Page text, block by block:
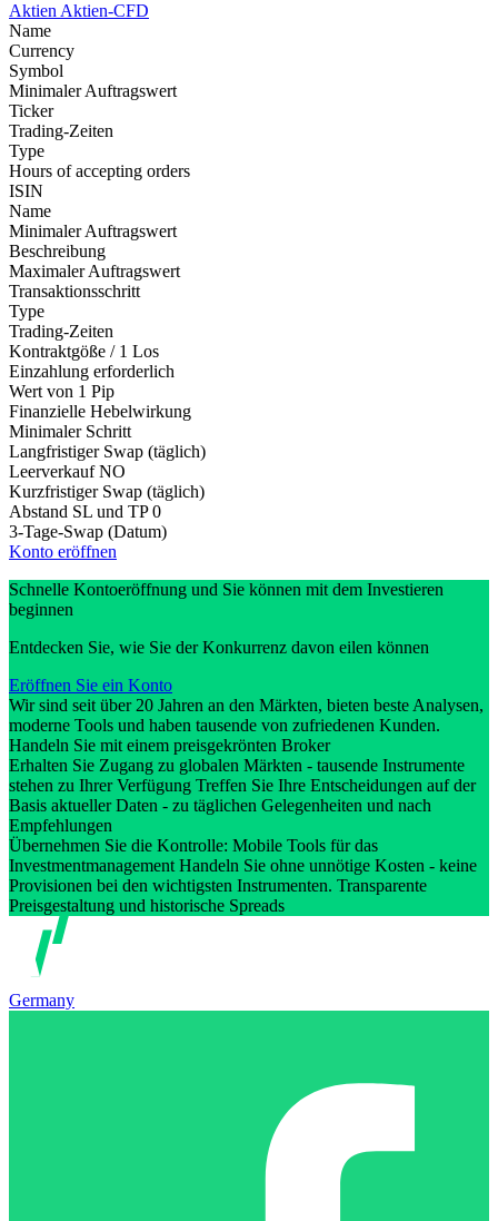
Aktien Aktien-CFD
Name
Currency
Symbol
Minimaler Auftragswert
Ticker
Trading-Zeiten
Type
Hours of accepting orders
ISIN
Name
Minimaler Auftragswert
Beschreibung
Maximaler Auftragswert
Transaktionsschritt
Type
Trading-Zeiten
Kontraktgöße / 1 Los
Einzahlung erforderlich
Wert von 1 Pip
Finanzielle Hebelwirkung
Minimaler Schritt
Langfristiger Swap (täglich)
Leerverkauf NO
Kurzfristiger Swap (täglich)
Abstand SL und TP 0
3-Tage-Swap (Datum)
Konto eröffnen
Schnelle Kontoeröffnung und Sie können mit dem Investieren
beginnen
Entdecken Sie, wie Sie der Konkurrenz davon eilen können
Eröffnen Sie ein Konto
Wir sind seit über 20 Jahren an den Märkten, bieten beste Analysen,
moderne Tools und haben tausende von zufriedenen Kunden.
Handeln Sie mit einem preisgekrönten Broker
Erhalten Sie Zugang zu globalen Märkten - tausende Instrumente
stehen zu Ihrer Verfügung Treffen Sie Ihre Entscheidungen auf der
Basis aktueller Daten - zu täglichen Gelegenheiten und nach
Empfehlungen
Übernehmen Sie die Kontrolle: Mobile Tools für das
Investmentmanagement Handeln Sie ohne unnötige Kosten - keine
Provisionen bei den wichtigsten Instrumenten. Transparente
Preisgestaltung und historische Spreads
Germany